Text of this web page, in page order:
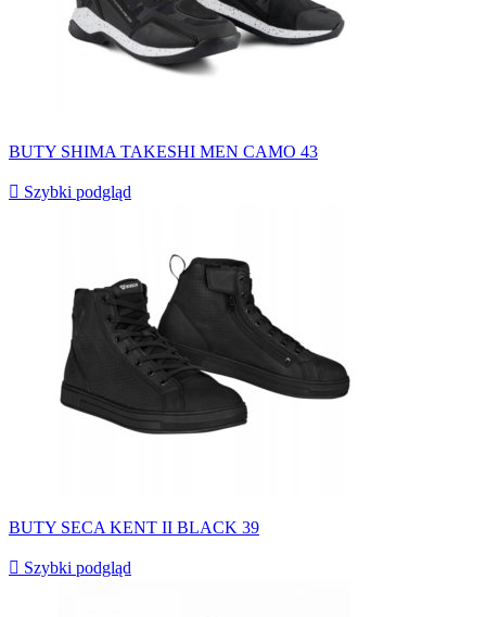
BUTY SHIMA TAKESHI MEN CAMO 43
 Szybki podgląd
BUTY SECA KENT II BLACK 39
 Szybki podgląd